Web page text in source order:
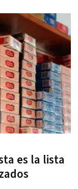
es la lista